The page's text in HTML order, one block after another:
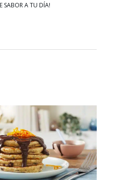
SABOR A TU DÍA!